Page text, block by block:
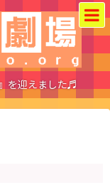
を迎えました♬